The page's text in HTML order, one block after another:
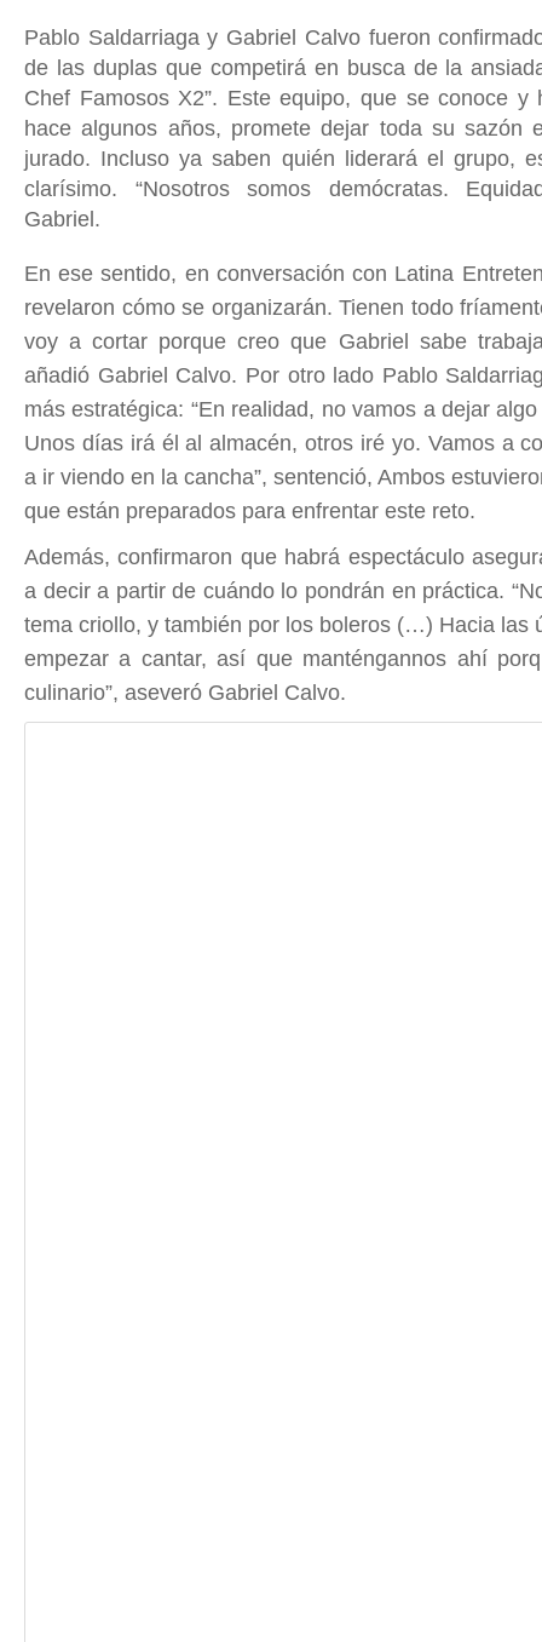
Pablo Saldarriaga y Gabriel Calvo fueron
de las duplas que competirá en busca de la
Chef Famosos X2”. Este equipo, que se conoce y
hace algunos años, promete dejar toda su sazón
jurado. Incluso ya saben quién liderará el grupo,
clarísimo.
“Nosotros somos demócratas.
Gabriel.
En ese sentido, en conversación con Latina
revelaron cómo se organizarán. Tienen todo
voy a cortar porque creo que Gabriel sabe
añadió Gabriel Calvo. Por otro lado Pablo
más estratégica: “En realidad, no vamos a dejar
Unos días irá él al almacén, otros iré yo. Vamos a
a ir viendo en la cancha”, sentenció, Ambos
que están preparados para enfrentar este reto.
Además, confirmaron que habrá espectáculo
a decir a partir de cuándo lo pondrán en práctica.
tema criollo, y también por los boleros (…) Hacia las
empezar a cantar, así que manténgannos ahí
culinario”, aseveró Gabriel Calvo.